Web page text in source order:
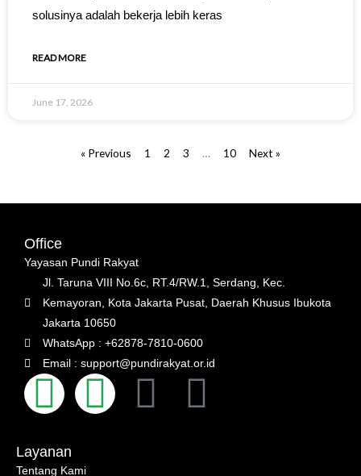
solusinya adalah bekerja lebih keras
READ MORE
June 17, 2026
« Previous 1 2 3 … 10 Next »
Office
Yayasan Pundi Rakyat
Jl. Taruna VIII No.6c, RT.4/RW.1, Serdang, Kec.
Kemayoran, Kota Jakarta Pusat, Daerah Khusus Ibukota
Jakarta 10650
WhatsApp : +62878-7810-0600
Email : support@pundirakyat.or.id
F
I
W
Y
Layanan
Tentang Kami